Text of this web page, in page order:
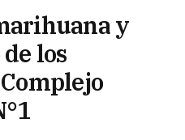
y
los